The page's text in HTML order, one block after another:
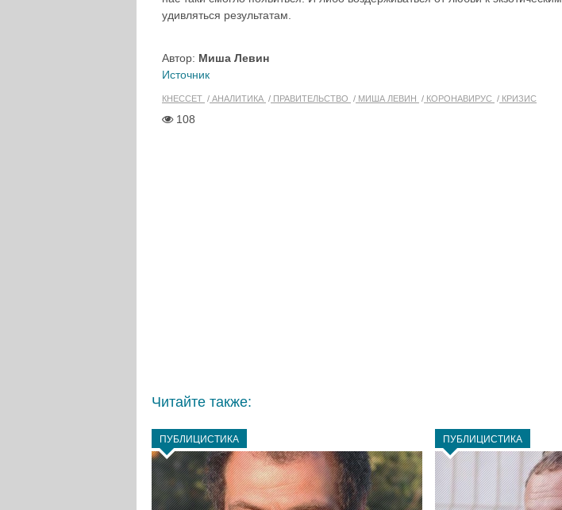
удивляться результатам.
Автор: Миша Левин
Источник
КНЕССЕТ АНАЛИТИКА ПРАВИТЕЛЬСТВО МИША ЛЕВИН КОРОНАВИРУС КРИЗИС
108
Читайте также:
ПУБЛИЦИСТИКА ПУБЛИЦИСТИКА